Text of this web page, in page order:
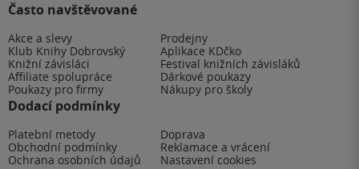
Často navštěvované
Akce a slevy
Prodejny
Klub Knihy Dobrovský
Aplikace KDčko
Knižní závisláci
Festival knižních závisláků
Affiliate spolupráce
Dárkové poukazy
Poukazy pro firmy
Nákupy pro školy
Dodací podmínky
Platební metody
Doprava
Obchodní podmínky
Reklamace a vrácení
Ochrana osobních údajů
Nastavení cookies